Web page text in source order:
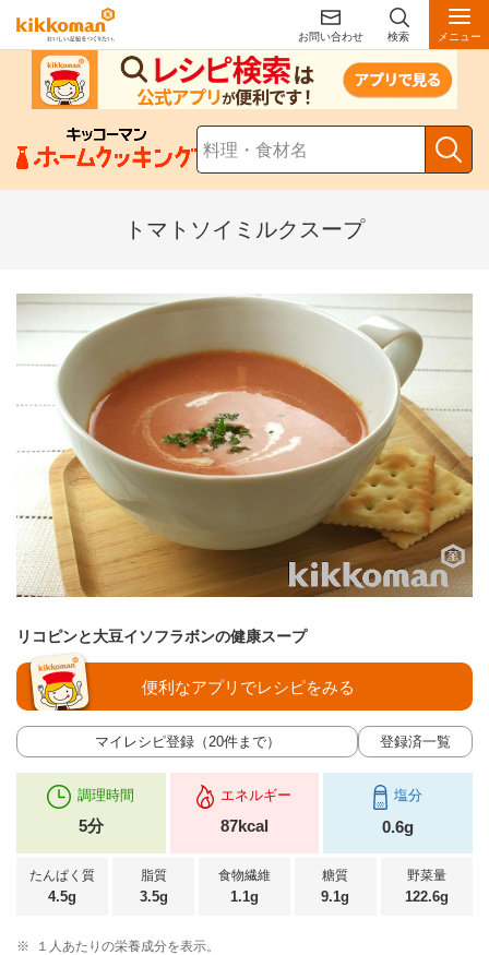
お問い合わせ 検索 メニュー
トマトソイミルクスープ
リコピンと大豆イソフラボンの健康スープ
マイレシピ登録（20件まで） 登録済一覧
便利なアプリでレシピをみる
調理時間
5分
エネルギー
87kcal
塩分
0.6g
たんぱく質
4.5g
脂質
3.5g
食物繊維
1.1g
糖質
9.1g
野菜量
122.6g
※
１人あたりの栄養成分を表示。